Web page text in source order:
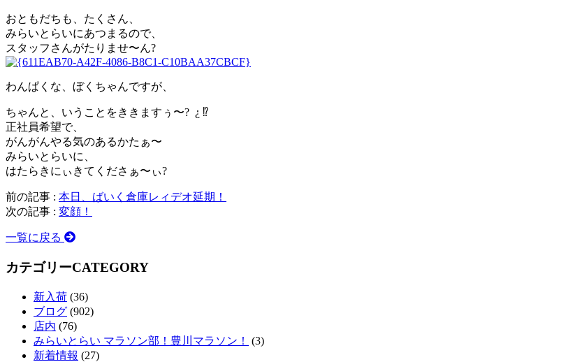
おともだちも、たくさん、
みらいとらいにあつまるので、
スタッフさんがたりませ〜ん?
わんぱくな、ぼくちゃんですが、
ちゃんと、いうことをききますぅ〜? ¿ ⁉︎
正社員希望で、
がんがんやる気のあるかたぁ〜
みらいとらいに、
はたらきにぃきてくださぁ〜ぃ?
前の記事 : 本日、ばいく倉庫レィデオ延期！
次の記事 : 変顔！
一覧に戻る
カテゴリーCATEGORY
新入荷 (36)
ブログ (902)
店内 (76)
みらいとらい マラソン部！豊川マラソン！
(3)
新着情報 (27)